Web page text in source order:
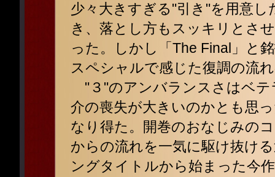
少々大きすぎる"引き"を用意
き、落とし方もスッキリとさ
った。しかし「The Final」と
スペシャルで感じた復調の流
"３"のアンバランスさはベテ
介の喪失が大きいのかとも思
なり得た。開巻のおなじみの
からの流れを一気に駆け抜け
ングタイトルから始まった今